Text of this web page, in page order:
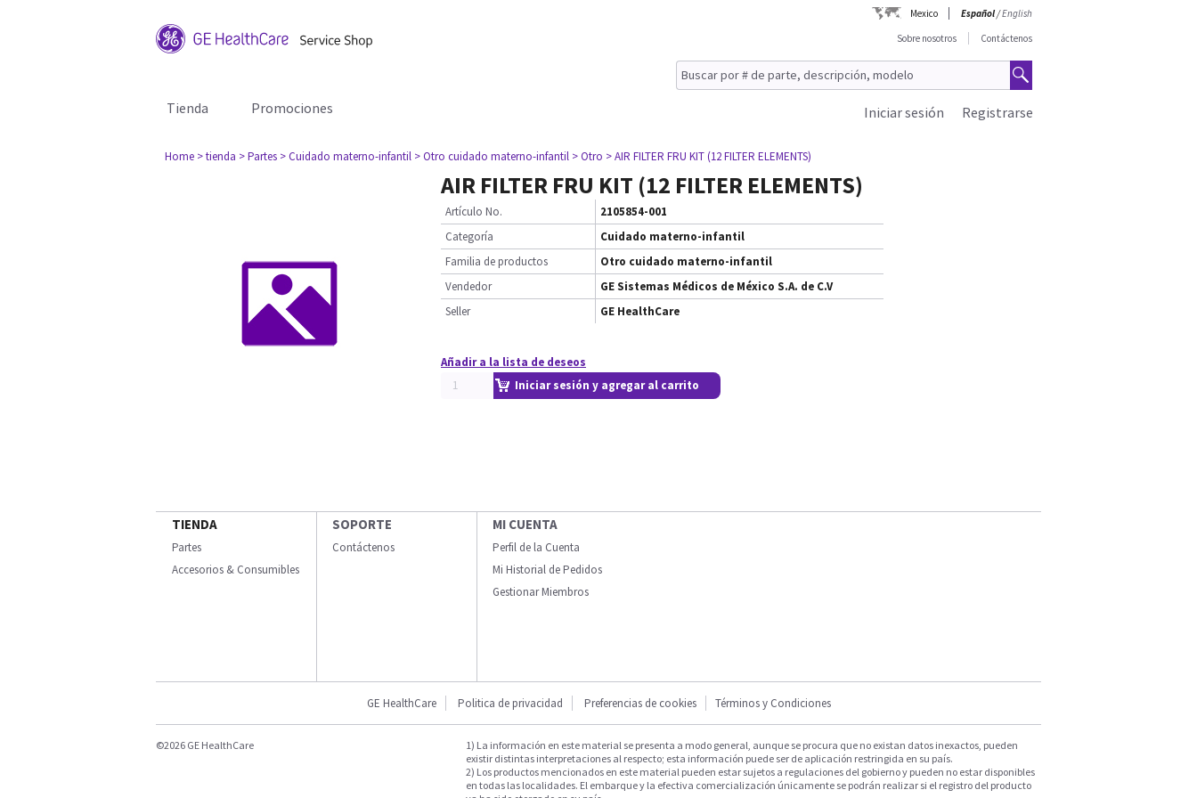
Mexico Español/English
Sobre nosotros
Contáctenos
Tienda Promociones Registrarse
Iniciar sesión
Home > tienda > Partes > Cuidado materno-infantil > Otro cuidado materno-infantil > Otro > AIR FILTER FRU KIT (12 FILTER ELEMENTS)
AIR FILTER FRU KIT (12 FILTER ELEMENTS)
Artículo No.
2105854-001
Categoría
Cuidado materno-infantil
Familia de productos
Otro cuidado materno-infantil
Vendedor
GE Sistemas Médicos de México S.A. de C.V
Seller
GE HealthCare
Añadir a la lista de deseos
Iniciar sesión y agregar al carrito
TIENDA
Partes
Accesorios & Consumibles
SOPORTE
Contáctenos
MI CUENTA
Perfil de la Cuenta
Mi Historial de Pedidos
Gestionar Miembros
GE HealthCare Politica de privacidad Preferencias de cookies Términos y Condiciones
©2026 GE HealthCare
1) La información en este material se presenta a modo general, aunque se procura que no existan datos inexactos, pueden
existir distintas interpretaciones al respecto; esta información puede ser de aplicación restringida en su país.
2) Los productos mencionados en este material pueden estar sujetos a regulaciones del gobierno y pueden no estar disponibles
en todas las localidades. El embarque y la efectiva comercialización únicamente se podrán realizar si el registro del producto